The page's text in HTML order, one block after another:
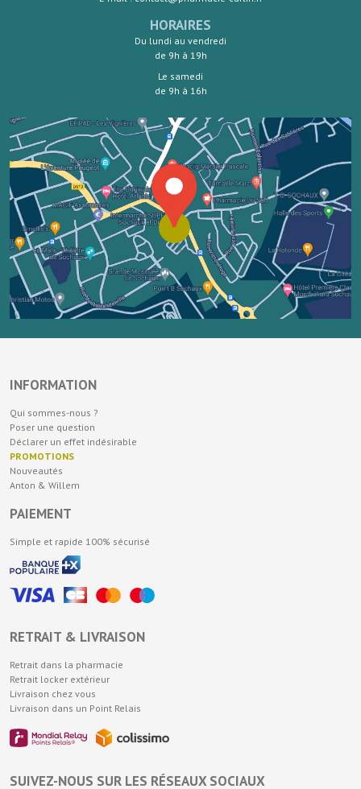
HORAIRES
Du lundi au vendredi
de 9h à 19h
Le samedi
de 9h à 16h
INFORMATION
Qui sommes-nous ?
Poser une question
Déclarer un effet indésirable
PROMOTIONS
Nouveautés
Anton & Willem
PAIEMENT
Simple et rapide 100% sécurisé
RETRAIT & LIVRAISON
Retrait dans la pharmacie
Retrait locker extérieur
Livraison chez vous
Livraison dans un Point Relais
SUIVEZ-NOUS SUR LES RÉSEAUX SOCIAUX